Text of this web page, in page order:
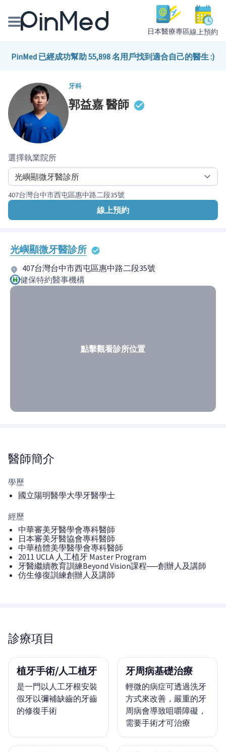
日本醫療專區線上預約
線上預約醫師、院所
醫師專欄專訪
健康主題館
PinMed 已經成功幫助 55,898 名用戶找到適合自己的醫生 :)
牙科
郭益嘉醫師
選擇執業院所
407台灣台中市西屯區惠中路二段35號
線上預約
光嶼顯微牙醫診所
407台灣台中市西屯區惠中路二段35號
健保特約醫事機構
點擊觀看診所位置
醫師簡介
學歷
國立陽明醫學大學牙醫學士
經歷
中華審美牙醫學會專科醫師
日本審美牙醫協會專科醫師
中華植體美學醫學會專科醫師
2011 UCLA 人工植牙 Master Program
牙醫繼續教育訓練Beyond Vision課程──創辦人及講師
仿生修復訓練創辦人及講師
診療項目
植牙手術/人工植牙
是一門以人工牙根安裝
假牙以彌補缺齒的牙齒
的修復手術
牙周病基礎治療
輕微的病症可透過洗牙
方式來改善，嚴重的牙
周病會導致咀嚼障礙，
需要手術才可治療